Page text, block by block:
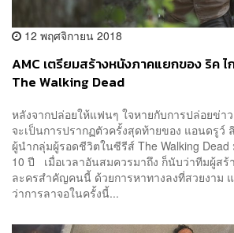
12 พฤศจิกายน 2018
AMC เตรียมสร้างหนังภาคแยกของ ริค
The Walking Dead
หลังจากปล่อยให้แฟนๆ ใจหายกับการปล่อยข่า
จะเป็นการปรากฏตัวครั้งสุดท้ายของ แอนดรูว์
ผู้นำกลุ่มผู้รอดชีวิตในซีรีส์ The Walking Dead
10 ปี เมื่อเวลาอันสมควรมาถึง ก็นับว่าทีมผู้สร้
ละครสำคัญคนนี้ ด้วยการหาทางลงที่สวยงาม
ว่าการลาจอในครั้งนี้...